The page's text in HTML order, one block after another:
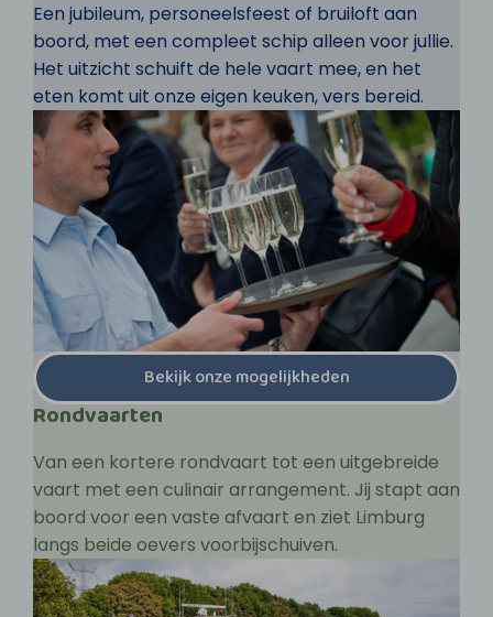
Een jubileum, personeelsfeest of bruiloft aan
boord, met een compleet schip alleen voor jullie.
Het uitzicht schuift de hele vaart mee, en het
eten komt uit onze eigen keuken, vers bereid.
Bekijk onze mogelijkheden
Rondvaarten
Van een kortere rondvaart tot een uitgebreide
vaart met een culinair arrangement. Jij stapt aan
boord voor een vaste afvaart en ziet Limburg
langs beide oevers voorbijschuiven.